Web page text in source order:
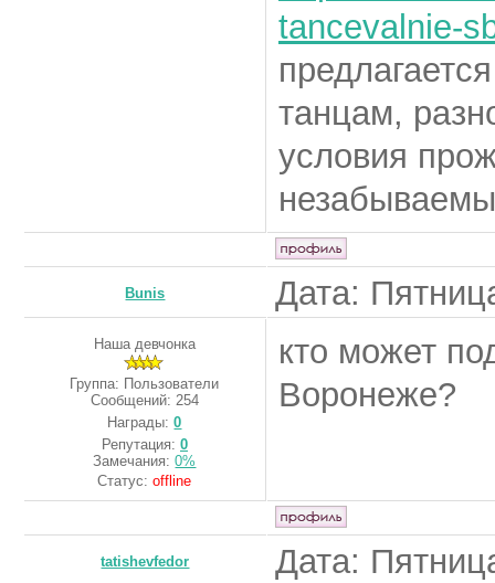
tancevalnie-
танцам,
условия
Bunis Дата:
Наша девчонка
Группа: Пользователи
Сообщений: 254
Награды:0
Репутация: 0
Замечания:0%
Статус:offline
кто может
Воронеже?
tatishevfedor Дата: